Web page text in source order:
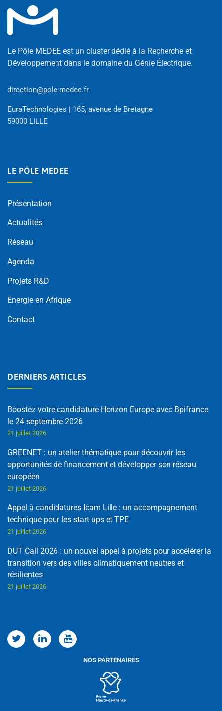
Le Pôle MEDEE est un cluster dédié à la Recherche et
Développement dans le domaine du Génie Électrique.
direction@pole-medee.fr
EuraTechnologies | 165, avenue de Bretagne
59000 LILLE
LE PÔLE MEDEE
Présentation
Actualités
Réseau
Agenda
Projets R&D
Energie en Afrique
Contact
DERNIERS ARTICLES
Boostez votre candidature Horizon Europe avec Bpifrance
le 24 septembre 2026
21 juillet 2026
GREENET : un atelier thématique pour découvrir les
opportunités de financement et développer son réseau
européen
21 juillet 2026
Appel à candidatures Icam Lille : un accompagnement
technique pour les start-ups et TPE
21 juillet 2026
DUT Call 2026 : un nouvel appel à projets pour accélérer la
transition vers des villes climatiquement neutres et
résilientes
21 juillet 2026